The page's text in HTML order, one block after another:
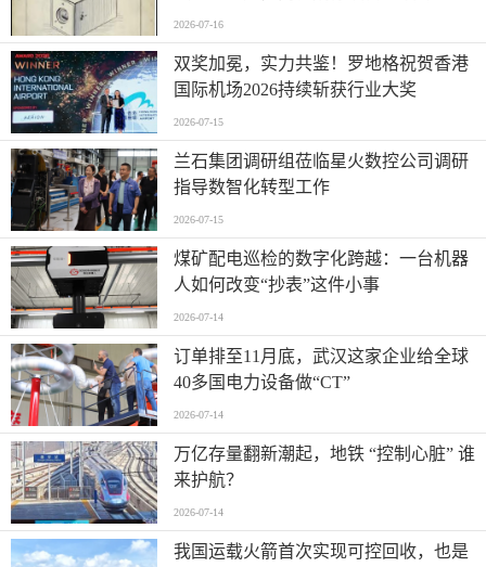
造的全流程
2026-07-16
双奖加冕，实力共鉴！罗地格祝贺香港
国际机场2026持续斩获行业大奖
2026-07-15
兰石集团调研组莅临星火数控公司调研
指导数智化转型工作
2026-07-15
煤矿配电巡检的数字化跨越：一台机器
人如何改变“抄表”这件小事
2026-07-14
订单排至11月底，武汉这家企业给全球
40多国电力设备做“CT”
2026-07-14
万亿存量翻新潮起，地铁 “控制心脏” 谁
来护航？
2026-07-14
我国运载火箭首次实现可控回收，也是